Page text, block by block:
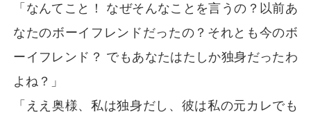
「なんてこと！ なぜそんなことを言うの？以前あ
なたのボーイフレンドだったの？それとも今のボ
ーイフレンド？ でもあなたはたしか独身だったわ
よね？」
「ええ奥様、私は独身だし、彼は私の元カレでも